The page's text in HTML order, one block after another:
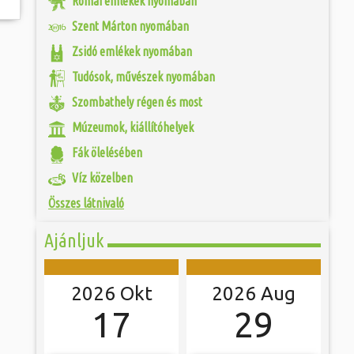
gödrök helyén
1965-től
a gondozásnak,
egyik
sétányon
a
A találkozó
játékkal és
a lépést a
Szent Márton nyomában
Zsidó emlékek nyomában
Tudósok, művészek nyomában
Szombathely régen és most
Múzeumok, kiállítóhelyek
Fák ölelésében
Víz közelben
Összes látnivaló
Ajánljuk
2026 Okt
17
2026 Aug
29